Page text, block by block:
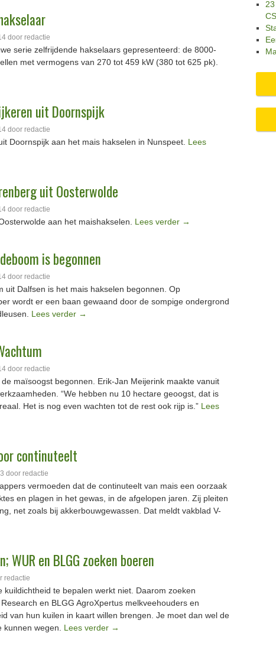
door redactie
serie zelfrijdende hakselaars gepresenteerd: de 8000-
met vermogens van 270 tot 459 kW (380 tot 625 pk).
uit Doornspijk
door redactie
Doornspijk aan het mais hakselen in Nunspeet. Lees
uit Oosterwolde
door redactie
aan het maishakselen. Lees verder →
is begonnen
door redactie
uit Dalfsen is het mais hakselen begonnen. Op
wordt er een baan gewaand door de sompige ondergrond
Lees verder →
door redactie
maïsoogst begonnen. Erik-Jan Meijerink maakte vanuit
“We hebben nu 10 hectare geoogst, dat is
Het is nog even wachten tot de rest ook rijp is.” Lees
continuteelt
door redactie
vermoeden dat de continuteelt van mais een oorzaak
en plagen in het gewas, in de afgelopen jaren. Zij pleiten
net zoals bij akkerbouwgewassen. Dat meldt vakblad V-
WUR en BLGG zoeken boeren
redactie
kuildichtheid te bepalen werkt niet. Daarom zoeken
en BLGG AgroXpertus melkveehouders en
van hun kuilen in kaart willen brengen. Je moet dan wel de
kunnen wegen. Lees verder →